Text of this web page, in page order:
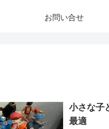
お問い合せ
小さな子
最適